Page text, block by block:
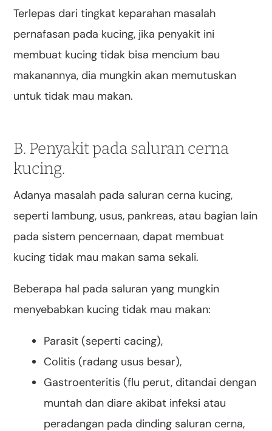
Terlepas dari tingkat keparahan masalah
pernafasan pada kucing, jika penyakit ini
membuat kucing tidak bisa mencium bau
makanannya, dia mungkin akan memutuskan
untuk tidak mau makan.
B. Penyakit pada saluran cerna
kucing.
Adanya masalah pada saluran cerna kucing,
seperti lambung, usus, pankreas, atau bagian lain
pada sistem pencernaan, dapat membuat
kucing tidak mau makan sama sekali.
Beberapa hal pada saluran yang mungkin
menyebabkan kucing tidak mau makan:
Parasit (seperti cacing),
Colitis (radang usus besar),
Gastroenteritis (flu perut, ditandai dengan
muntah dan diare akibat infeksi atau
peradangan pada dinding saluran cerna,